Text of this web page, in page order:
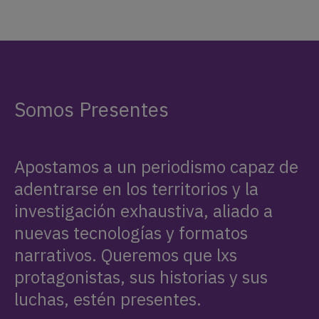
Somos Presentes
Apostamos a un periodismo capaz de
adentrarse en los territorios y la
investigación exhaustiva, aliado a
nuevas tecnologías y formatos
narrativos. Queremos que lxs
protagonistas, sus historias y sus
luchas, estén presentes.